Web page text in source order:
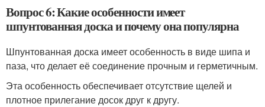
Вопрос 6: Какие особенности имеет
шпунтованная доска и почему она популярна
Шпунтованная доска имеет особенность в виде шипа и
паза, что делает её соединение прочным и герметичным.
Эта особенность обеспечивает отсутствие щелей и
плотное прилегание досок друг к другу.